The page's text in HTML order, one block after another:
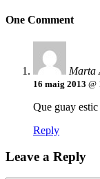
One Comment
Marta
16 maig 2013 @
Que guay
Reply
Leave a Reply